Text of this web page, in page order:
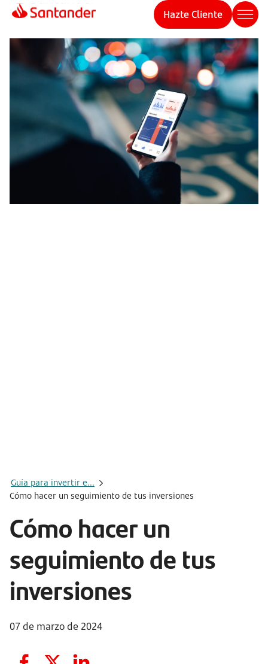
Hazte Cliente
Guía para invertir e...
Cómo hacer un seguimiento de tus inversiones
Cómo hacer un
seguimiento de tus
inversiones
07 de marzo de 2024